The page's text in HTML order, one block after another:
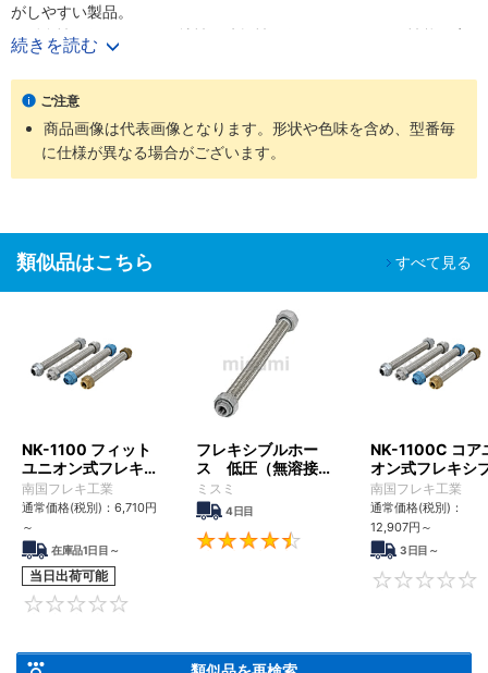
がしやすい製品。
・耐食性に優れる。・可撓性・防振性に優れる。・シール性能も安
定し、高品質を維持できる。
・チューブ内径が大きいため、圧力損失が少なく、流量が確保しや
すい構造。
・あらかじめユニオンにシール剤が塗布されているため、配管時に
シール剤を塗る手間が省ける。
・ガスケットはFCMB金具=ノンアスベスト、SUS304金具=PTFEが
・配管誤差調整や変位吸収等、一般的な配管全般に使える。
・機器から発生する振動を吸収し、配管の破損を防ぐ。
続きを読む
ご注意
商品画像は代表画像となります。形状や色味を含め、型番毎
に仕様が異なる場合がございます。
類似品はこちら すべて見る
NK-1100 フィット
ユニオン式フレキシ
ブルホース
南国フレキ工業
通常価格(税別)： 6,710円
～
在庫品1日目～
当日出荷可能
フレキシブルホー
ス 低圧（無溶接）
タイプ ＰＴメス・
ＰＴメス
ミスミ
4日目
4.6
NK-1100C コア
オン式フレキシ
ホース
南国フレキ工業
通常価格(税別)：
12,907円 ～
3日目～